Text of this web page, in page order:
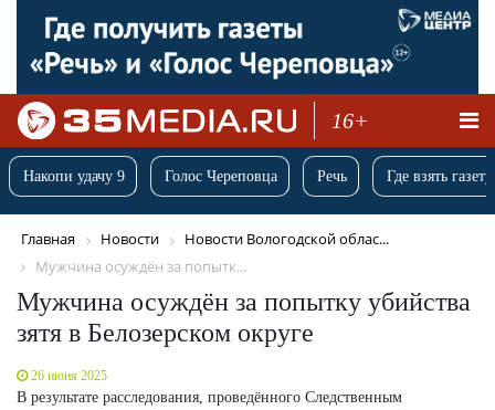
16+
Накопи удачу 9 Голос Череповца Речь Где взять
Главная Новости
Новости Вологодской облас...
Мужчина осуждён за попытк...
Мужчина осуждён за попытку убийства
зятя в Белозерском округе
26 июня 2025
В результате расследования, проведённого Следственным